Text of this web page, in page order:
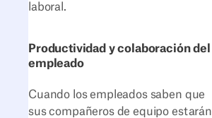
laboral.
Productividad y colaboración del
empleado
Cuando los empleados saben que
sus compañeros de equipo estarán